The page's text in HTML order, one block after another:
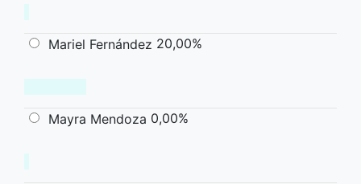
Mariel Fernández 20,00%
Mayra Mendoza 0,00%